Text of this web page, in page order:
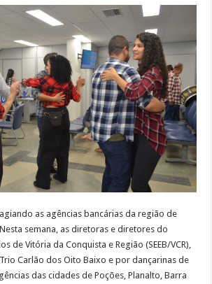
animação
às
agências
região
de
Vitória
Conquista
as agências bancárias da região de
semana, as diretoras e diretores do
de Vitória da Conquista e Região (SEEB/VCR),
Carlão dos Oito Baixo e por dançarinas de
das cidades de Poções, Planalto, Barra